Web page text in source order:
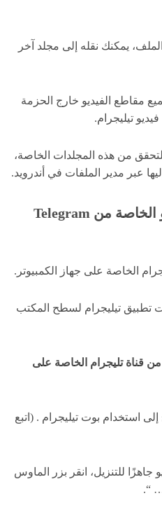
الملف، يمكنك نقله إلى مجلد آخر
مقاطع الفيديو خارج الحزمة
تيليجرام.
من هذه المجلدات الخاصة،
عبر مدير الملفات في أندرويد.
ثانيًا، تنزيل مقاطع الفيديو الخاصة من Telegram
الخاصة على جهاز الكمبيوتر.
تطبيق تيليجرام لسطح المكتب
من قناة تليجرام الخاصة على
إلى استخدام بوت تيليجرام . (اتبع
جاهزًا للتنزيل، انقر بزر الماوس
“.